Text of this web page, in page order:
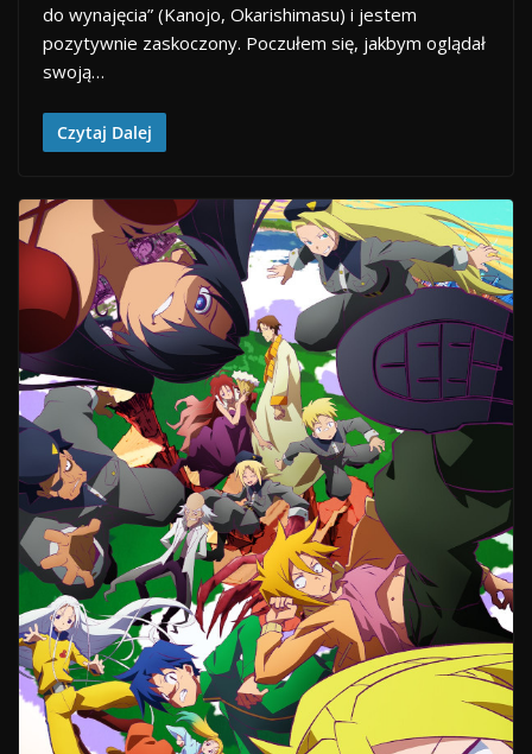
do wynajęcia” (Kanojo, Okarishimasu) i jestem
pozytywnie zaskoczony. Poczułem się, jakbym oglądał
swoją…
Czytaj Dalej